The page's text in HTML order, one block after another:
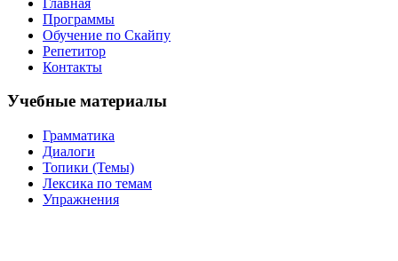
Программы
Обучение по Скайпу
Репетитор
Контакты
Учебные материалы
Грамматика
Диалоги
Топики (Темы)
Лексика по темам
Упражнения